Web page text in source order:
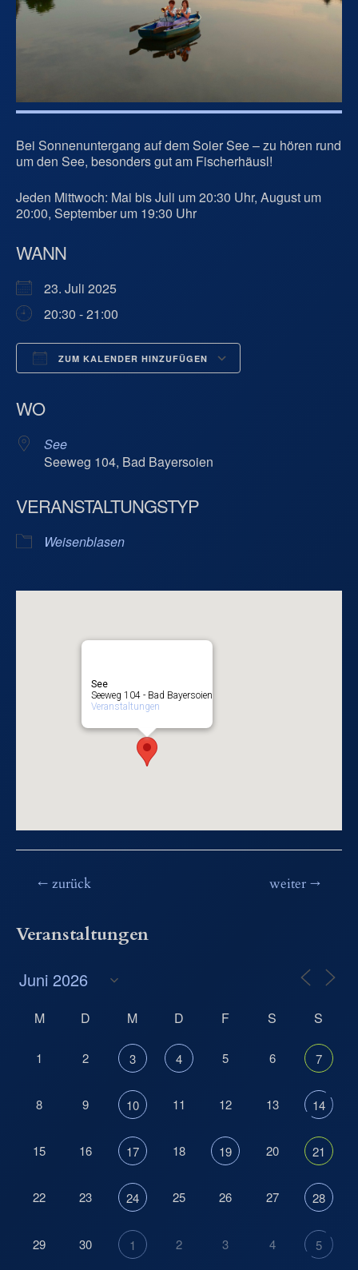
Bei Sonnenuntergang auf dem Soier See – zu hören rund
um den See, besonders gut am Fischerhäusl!
Jeden Mittwoch: Mai bis Juli um 20:30 Uhr, August um
20:00, September um 19:30 Uhr
WANN
23. Juli 2025
20:30 - 21:00
ZUM KALENDER HINZUFÜGEN
WO
See
Seeweg 104, Bad Bayersoien
VERANSTALTUNGSTYP
Weisenblasen
See
Seeweg 104 - Bad Bayersoien
Veranstaltungen
Beitragsnavigation
←zurück weiter→
Veranstaltungen
M D M D F S S
1 2 3 4 5 6 7
8 9 10 11 12 13 14
15 16 17 18 19 20 21
22 23 24 25 26 27 28
29 30 1 2 3 4 5